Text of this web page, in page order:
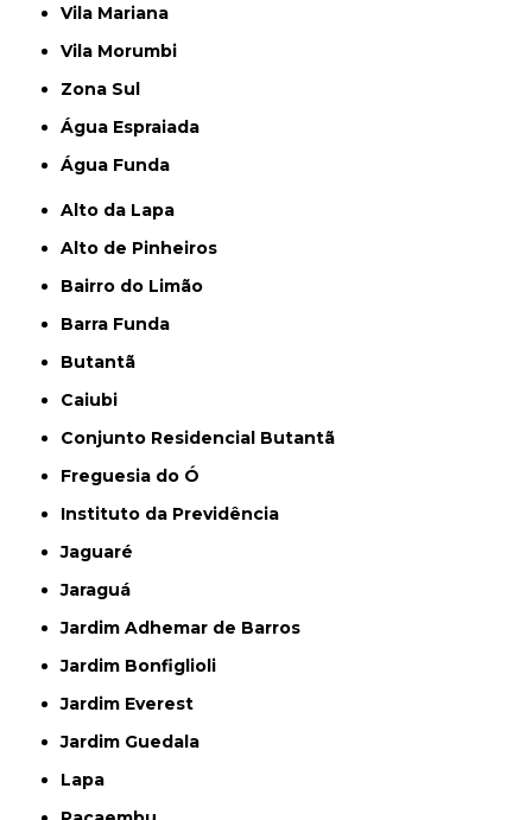
Vila Mariana
Vila Morumbi
Zona Sul
Água Espraiada
Água Funda
Alto da Lapa
Alto de Pinheiros
Bairro do Limão
Barra Funda
Butantã
Caiubi
Conjunto Residencial Butantã
Freguesia do Ó
Instituto da Previdência
Jaguaré
Jaraguá
Jardim Adhemar de Barros
Jardim Bonfiglioli
Jardim Everest
Jardim Guedala
Lapa